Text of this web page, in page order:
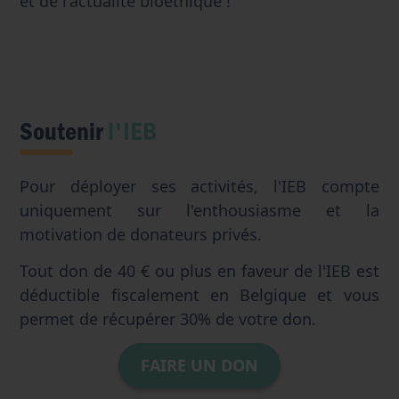
Soutenirl'IEB
Pour déployer ses activités, l'IEB compte
uniquement sur l'enthousiasme et la
motivation de donateurs privés.
Tout don de 40 € ou plus en faveur de l'IEB est
déductible fiscalement en Belgique et vous
permet de récupérer 30% de votre don.
FAIRE UN DON